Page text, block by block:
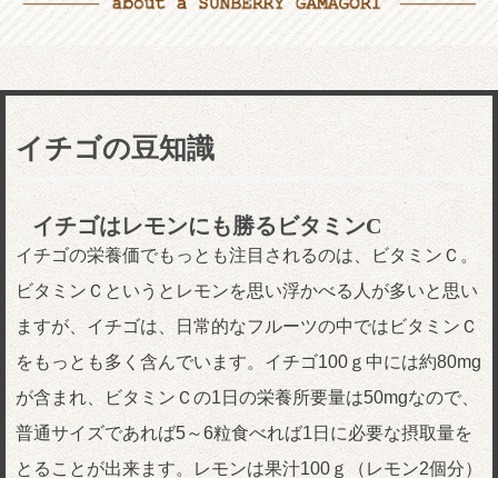
イチゴの豆知識
イチゴはレモンにも勝るビタミンC
イチゴの栄養価でもっとも注目されるのは、ビタミンＣ。
ビタミンＣというとレモンを思い浮かべる人が多いと思い
ますが、イチゴは、日常的なフルーツの中ではビタミンＣ
をもっとも多く含んでいます。イチゴ100ｇ中には約80mg
が含まれ、ビタミンＣの1日の栄養所要量は50mgなので、
普通サイズであれば5～6粒食べれば1日に必要な摂取量を
とることが出来ます。レモンは果汁100ｇ（レモン2個分）